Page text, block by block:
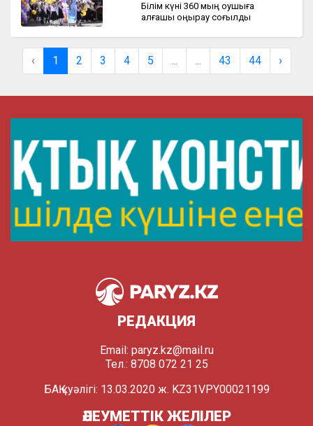
Білім күні 360 мың оқушыға
алғашқы қоңырау соғылды
‹ 1 2 3 4 5 ... ... 43 44 ›
РЕДАКЦИЯ
Email: paryz.kz@mail.ru
Тел.: 8708 072 21 25
БАҚ куәлігі: 13.03.2020 ж. KZ31VPY00021199
ӘЛЕУМЕТТІК ЖЕЛІЛЕР